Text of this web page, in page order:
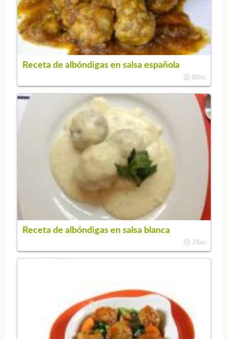
Receta de albóndigas en salsa española
80m
Receta de albóndigas en salsa blanca
78m